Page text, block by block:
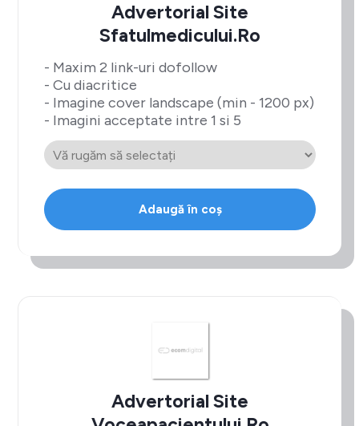
Advertorial Site
Sfatulmedicului.ro
- Maxim 2 link-uri dofollow
- Cu diacritice
- Imagine cover landscape (min - 1200 px)
- Imagini acceptate intre 1 si 5
Adaugă în coș
Advertorial Site